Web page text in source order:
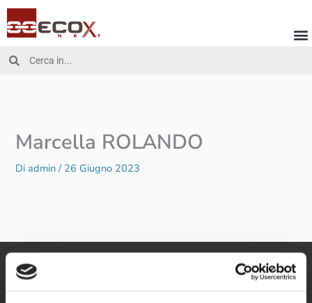
Vai
al
contenuto
Cerca Cerca
Marcella ROLANDO
Diadmin/ 26 Giugno 2023